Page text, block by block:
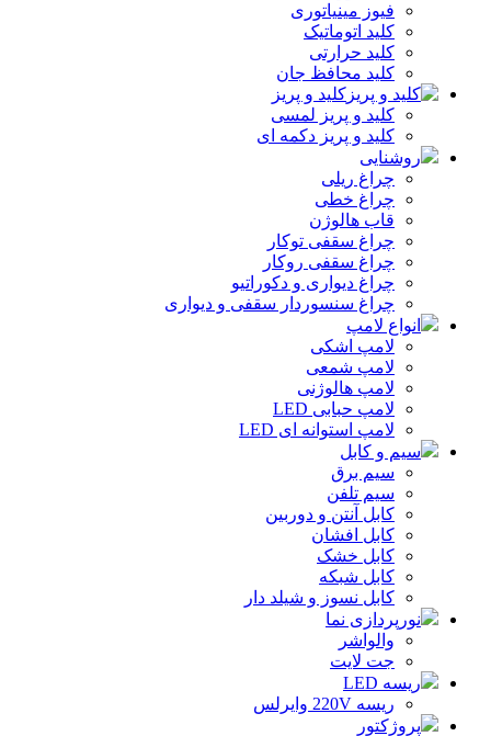
فیوز مینیاتوری
کلید اتوماتیک
کلید حرارتی
کلید محافظ جان
کلید و پریز
کلید و پریز لمسی
کلید و پریز دکمه‌ ای
روشنایی
چراغ ریلی
چراغ خطی
قاب هالوژن
چراغ سقفی توکار
چراغ سقفی روکار
چراغ دیواری و دکوراتیو
چراغ سنسوردار سقفی و دیواری
انواع لامپ
لامپ اشکی
لامپ شمعی
لامپ هالوژنی
لامپ حبابی LED
لامپ استوانه ای LED
سیم و کابل
سیم برق
سیم تلفن
کابل آنتن و دوربین
کابل افشان
کابل خشک
کابل شبکه
کابل نسوز و شیلد دار
نورپردازی نما
والواشر
جت لایت
ریسه LED
ریسه 220V وایرلس
پروژکتور